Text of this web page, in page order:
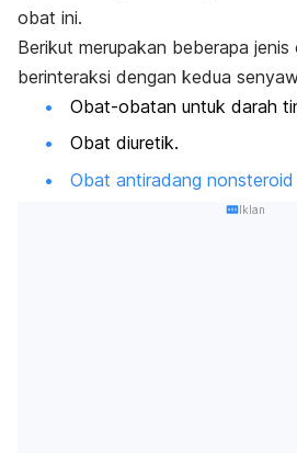
obat ini.
Berikut merupakan beberapa
berinteraksi dengan kedua
Obat-obatan untuk darah
Obat diuretik.
Obat antiradang nonsteroid
Iklan